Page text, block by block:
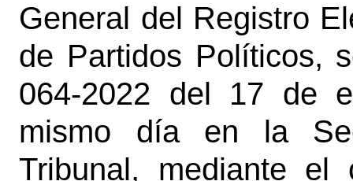
General del Registro
de Partidos Políticos,
064-2022 del 17 de
mismo día en la
Tribunal, mediante